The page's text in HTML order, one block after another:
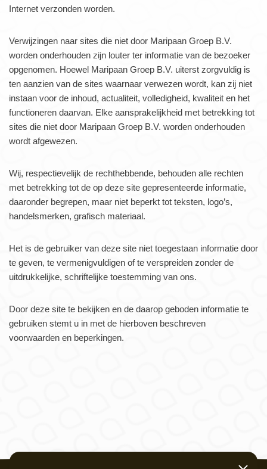
Internet verzonden worden.
Verwijzingen naar sites die niet door Maripaan Groep B.V.
worden onderhouden zijn louter ter informatie van de bezoeker
opgenomen. Hoewel Maripaan Groep B.V. uiterst zorgvuldig is
ten aanzien van de sites waarnaar verwezen wordt, kan zij niet
instaan voor de inhoud, actualiteit, volledigheid, kwaliteit en het
functioneren daarvan. Elke aansprakelijkheid met betrekking tot
sites die niet door Maripaan Groep B.V. worden onderhouden
wordt afgewezen.
Wij, respectievelijk de rechthebbende, behouden alle rechten
met betrekking tot de op deze site gepresenteerde informatie,
daaronder begrepen, maar niet beperkt tot teksten, logo’s,
handelsmerken, grafisch materiaal.
Het is de gebruiker van deze site niet toegestaan informatie door
te geven, te vermenigvuldigen of te verspreiden zonder de
uitdrukkelijke, schriftelijke toestemming van ons.
Door deze site te bekijken en de daarop geboden informatie te
gebruiken stemt u in met de hierboven beschreven
voorwaarden en beperkingen.